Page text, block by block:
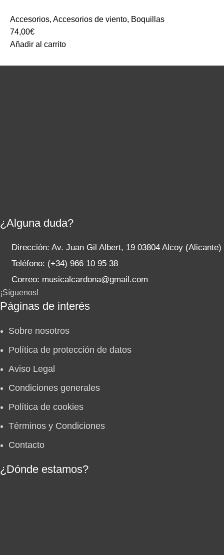
Accesorios, Accesorios de viento, Boquillas
74,00€
Añadir al carrito
¿Alguna duda?
Dirección: Av. Juan Gil Albert, 19 03804 Alcoy (Alicante)
Teléfono: (+34) 966 10 95 38
Correo: musicalcardona@gmail.com
¡Síguenos!
Páginas de interés
MainSobre nosotros
Política de protección de datos
Aviso Legal
Condiciones generales
Política de cookies
Términos y Condiciones
Contacto
¿Dónde estamos?